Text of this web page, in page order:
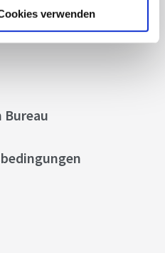
verwenden